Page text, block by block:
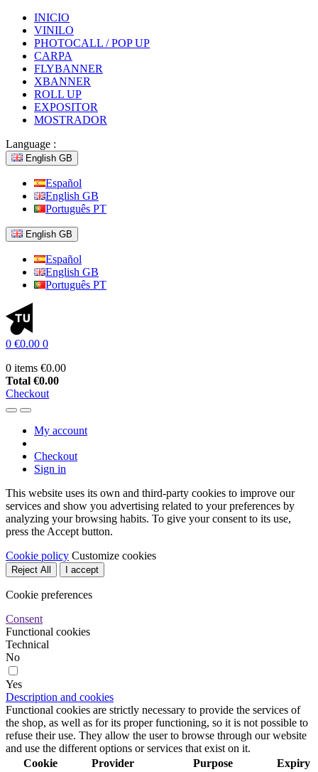
INICIO
VINILO
PHOTOCALL / POP UP
CARPA
FLYBANNER
XBANNER
ROLL UP
EXPOSITOR
MOSTRADOR
Language :
English GB
Español
English GB
Português PT
English GB
Español
English GB
Português PT
0 €0.00 0
0 items €0.00
Total €0.00
Checkout
My account
Checkout
Sign in
This website uses its own and third-party cookies to improve our
services and show you advertising related to your preferences by
analyzing your browsing habits. To give your consent to its use,
press the Accept button.
Cookie policy Customize cookies
Reject All I accept
Cookie preferences
Consent
Functional cookies
Technical
No
Yes
Description and cookies
Functional cookies are strictly necessary to provide the services of
the shop, as well as for its proper functioning, so it is not possible to
refuse their use. They allow the user to browse through our website
and use the different options or services that exist on it.
Cookie
Provider Purpose Expiry